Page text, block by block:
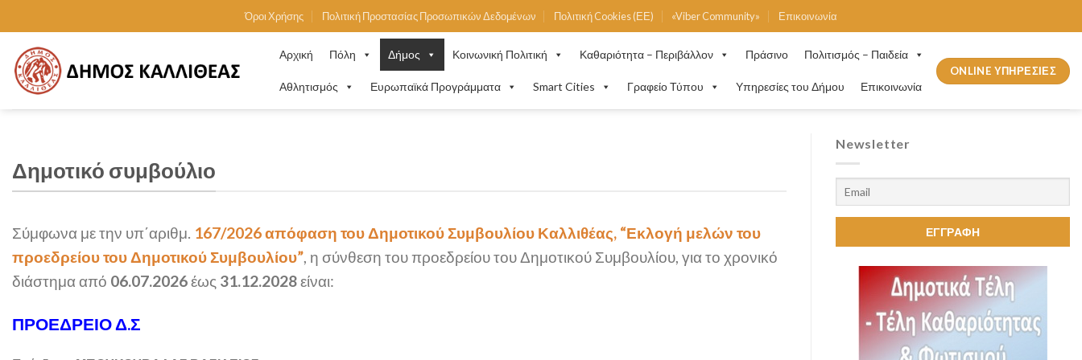
to
content
Όροι Χρήσης Πολιτική Προστασίας Προσωπικών Δεδομένων Πολιτική Cookies (ΕΕ) «Viber Community» Επικοινωνία
Αρχική Πόλη Δήμος Κοινωνική Πολιτική Καθαριότητα – Περιβάλλον Πράσινο Πολιτισμός – Παιδεία
Αθλητισμός Ευρωπαϊκά Προγράμματα Smart Cities Γραφείο Τύπου Υπηρεσίες του Δήμου Επικοινωνία
ONLINE ΥΠΗΡΕΣΙΕΣ
Δημοτικό συμβούλιο
Σύμφωνα με την υπ΄αριθμ. 167/2026 απόφαση του Δημοτικού Συμβουλίου Καλλιθέας, “Εκλογή μελών του
προεδρείου του Δημοτικού Συμβουλίου”, η σύνθεση του προεδρείου του Δημοτικού Συμβουλίου, για το χρονικό
διάστημα από 06.07.2026έως 31.12.2028είναι:
ΠΡΟΕΔΡΕΙΟ Δ.Σ
Newsletter